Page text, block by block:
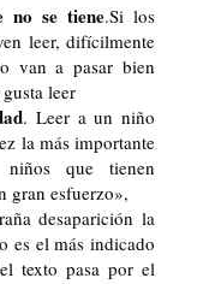
no se tiene.Si los
leer, difícilmente
van a pasar bien
leer
. Leer a un niño
la más importante
que tienen
gran esfuerzo»,
desaparición la
es el más indicado
texto pasa por el